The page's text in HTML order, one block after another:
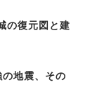
の復元図と建
地震、その